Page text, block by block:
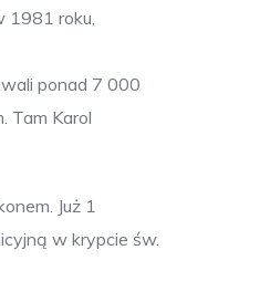
1981 roku,
ponad 7 000
Tam Karol
Już 1
w krypcie św.